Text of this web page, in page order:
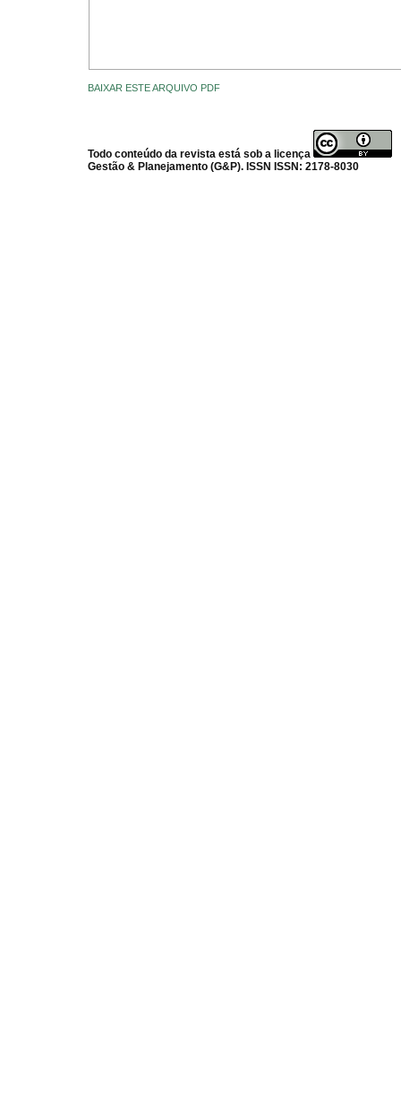
BAIXAR ESTE ARQUIVO PDF
Todo conteúdo da revista está sob a licença
Gestão & Planejamento (G&P). ISSN ISSN: 2178-8030